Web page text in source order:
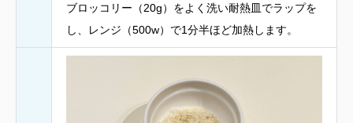
ブロッコリー（20g）をよく洗い耐熱皿でラップを
し、レンジ（500w）で1分半ほど加熱します。